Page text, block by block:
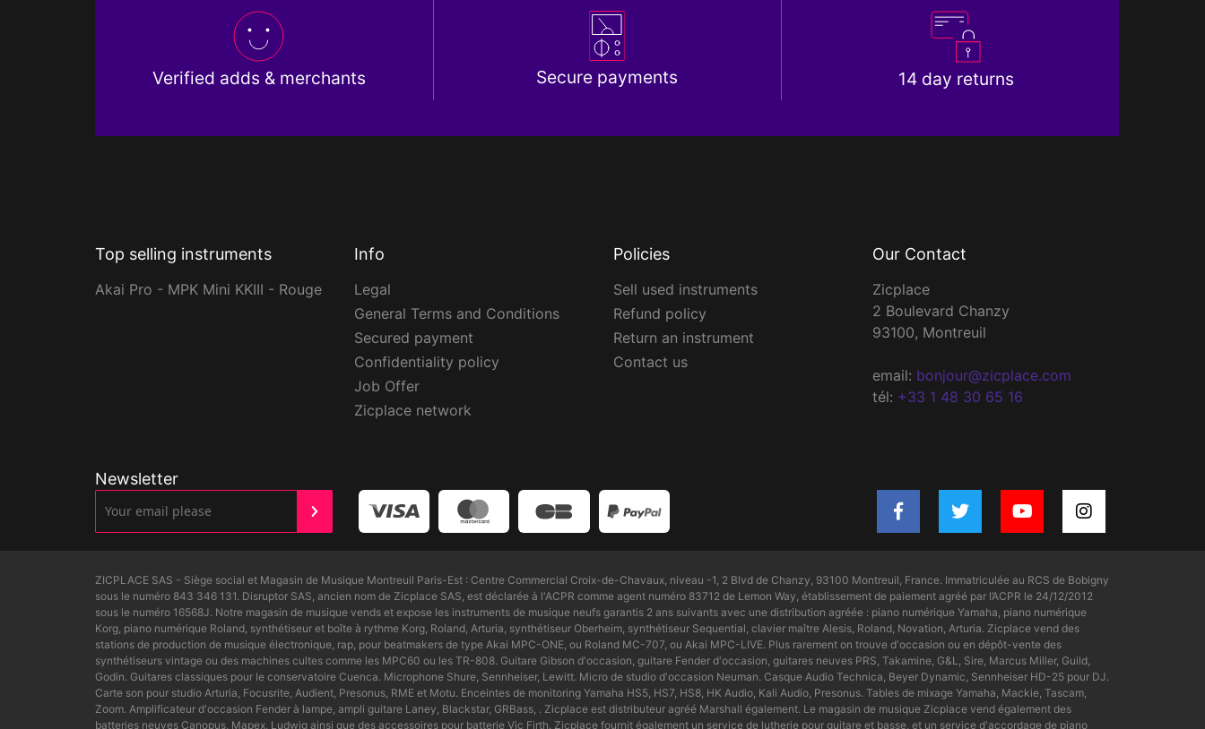
Verified adds & merchants Secure payments 14 day returns
Top selling instruments
Akai Pro - MPK Mini KKIII - Rouge
Info
Legal
General Terms and Conditions
Secured payment
Confidentiality policy
Job Offer
Zicplace network
Policies
Sell used instruments
Refund policy
Return an instrument
Contact us
Our Contact
Zicplace
2 Boulevard Chanzy
93100, Montreuil
email: bonjour@zicplace.com
tél: +33 1 48 30 65 16
Newsletter
ZICPLACE SAS - Siège social et Magasin de Musique Montreuil Paris-Est : Centre Commercial Croix-de-Chavaux, niveau -1, 2 Blvd de Chanzy, 93100 Montreuil, France. Immatriculée au RCS de Bobigny
sous le numéro 843 346 131. Disruptor SAS, ancien nom de Zicplace SAS, est déclarée à l'ACPR comme agent numéro 83712 de Lemon Way, établissement de paiement agréé par l’ACPR le 24/12/2012
sous le numéro 16568J. Notre magasin de musique vends et expose les instruments de musique neufs garantis 2 ans suivants avec une distribution agréée : piano numérique Yamaha, piano numérique
Korg, piano numérique Roland, synthétiseur et boîte à rythme Korg, Roland, Arturia, synthétiseur Oberheim, synthétiseur Sequential, clavier maître Alesis, Roland, Novation, Arturia. Zicplace vend des
stations de production de musique électronique, rap, pour beatmakers de type Akai MPC-ONE, ou Roland MC-707, ou Akai MPC-LIVE. Plus rarement on trouve d'occasion ou en dépôt-vente des
synthétiseurs vintage ou des machines cultes comme les MPC60 ou les TR-808. Guitare Gibson d'occasion, guitare Fender d'occasion, guitares neuves PRS, Takamine, G&L, Sire, Marcus Miller, Guild,
Godin. Guitares classiques pour le conservatoire Cuenca. Microphone Shure, Sennheiser, Lewitt. Micro de studio d'occasion Neuman. Casque Audio Technica, Beyer Dynamic, Sennheiser HD-25 pour DJ.
Carte son pour studio Arturia, Focusrite, Audient, Presonus, RME et Motu. Enceintes de monitoring Yamaha HS5, HS7, HS8, HK Audio, Kali Audio, Presonus. Tables de mixage Yamaha, Mackie, Tascam,
Zoom. Amplificateur d'occasion Fender à lampe, ampli guitare Laney, Blackstar, GRBass, . Zicplace est distributeur agréé Marshall également. Le magasin de musique Zicplace vend également des
batteries neuves Canopus, Mapex, Ludwig ainsi que des accessoires pour batterie Vic Firth. Zicplace fournit également un service de lutherie pour guitare et basse, et un service d'accordage de piano